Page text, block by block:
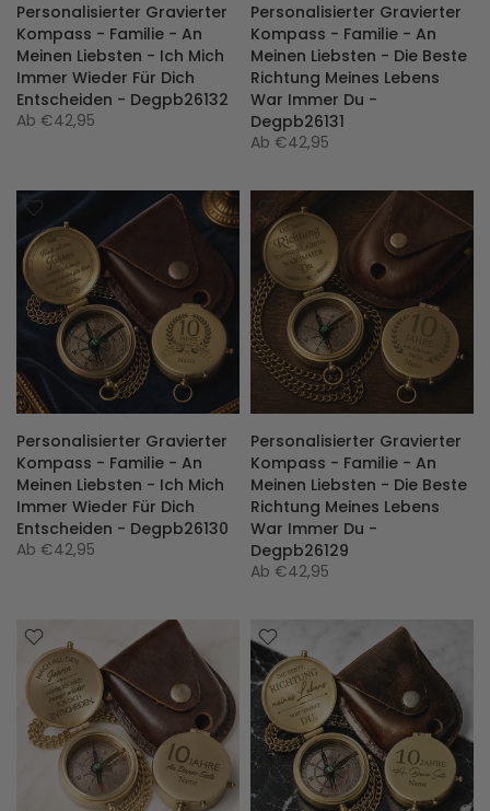
Personalisierter Gravierter
Kompass - Familie - An
Meinen Liebsten - Ich Mich
Immer Wieder Für Dich
Entscheiden - Degpb26132
Ab €42,95
Personalisierter Gravierter
Kompass - Familie - An
Meinen Liebsten - Die Beste
Richtung Meines Lebens
War Immer Du -
Degpb26131
Ab €42,95
Personalisierter Gravierter
Kompass - Familie - An
Meinen Liebsten - Ich Mich
Immer Wieder Für Dich
Entscheiden - Degpb26130
Ab €42,95
Personalisierter Gravierter
Kompass - Familie - An
Meinen Liebsten - Die Beste
Richtung Meines Lebens
War Immer Du -
Degpb26129
Ab €42,95